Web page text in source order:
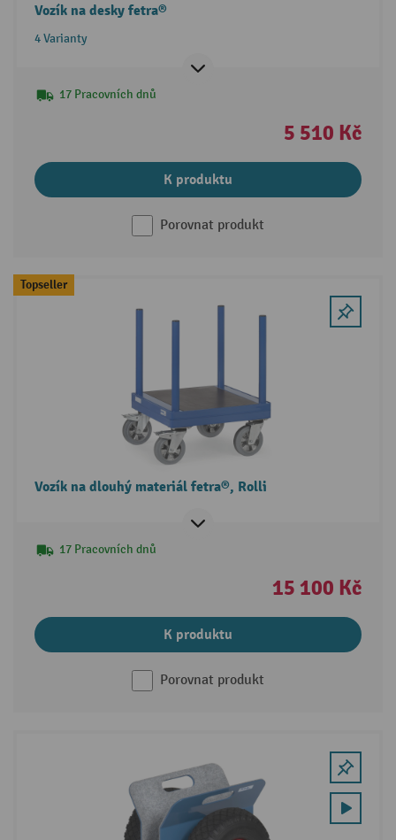
Vozík na desky fetra®
4 Varianty
17 Pracovních dnů
5 510 Kč
K produktu
Porovnat produkt
Topseller
Vozík na dlouhý materiál fetra®, Rolli
17 Pracovních dnů
15 100 Kč
K produktu
Porovnat produkt